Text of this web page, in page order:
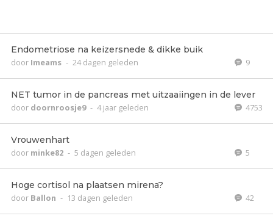
Endometriose na keizersnede & dikke buik
door Imeams - 24 dagen geleden 9
NET tumor in de pancreas met uitzaaiingen in de lever
door doornroosje9 - 4 jaar geleden 4753
Vrouwenhart
door minke82 - 5 dagen geleden 5
Hoge cortisol na plaatsen mirena?
door Ballon - 13 dagen geleden 42